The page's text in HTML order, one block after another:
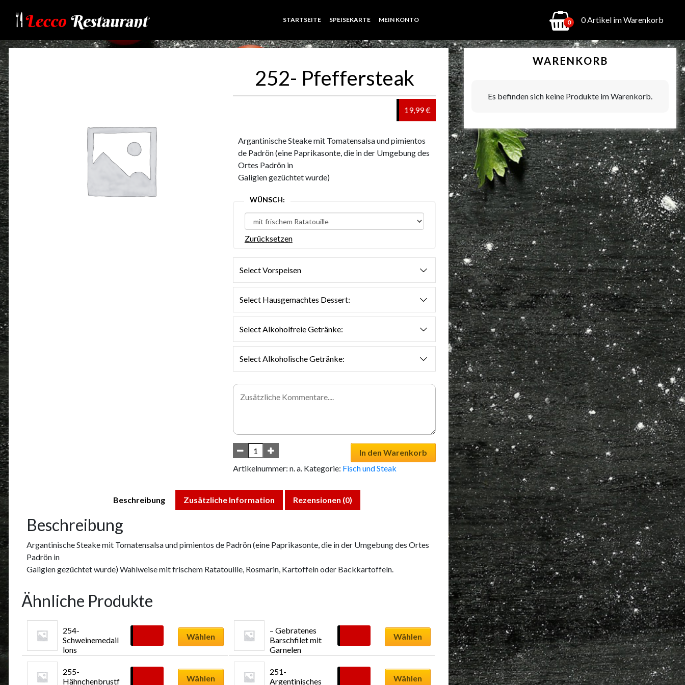
STARTSEITE SPEISEKARTE MEIN KONTO 0 0 Artikel im Warenkorb
252- Pfeffersteak
19,99 €
Argantinische Steake mit Tomatensalsa und pimientos
de Padrön (eine Paprikasonte, die in der Umgebung des
Ortes Padrön in
Galigien gezüchtet wurde)
WÜNSCH:
Zurücksetzen
Select Vorspeisen
Select Hausgemachtes Dessert:
Select Alkoholfreie Getränke:
Select Alkoholische Getränke:
In den Warenkorb
Artikelnummer: n. a. Kategorie: Fisch und Steak
Beschreibung Zusätzliche Information Rezensionen (0)
Beschreibung
Argantinische Steake mit Tomatensalsa und pimientos de Padrön (eine Paprikasonte, die in der Umgebung des Ortes
Padrön in
Galigien gezüchtet wurde) Wahlweise mit frischem Ratatouille, Rosmarin, Kartoffeln oder Backkartoffeln.
Ähnliche Produkte
254-
Schweinemedail
lons
Wählen
– Gebratenes
Barschfilet mit
Garnelen
Wählen
255-
Hähnchenbrustf
Wählen
Produkt
251-
Argentinisches
Wählen
Produkt
WARENKORB
Es befinden sich keine Produkte im Warenkorb.